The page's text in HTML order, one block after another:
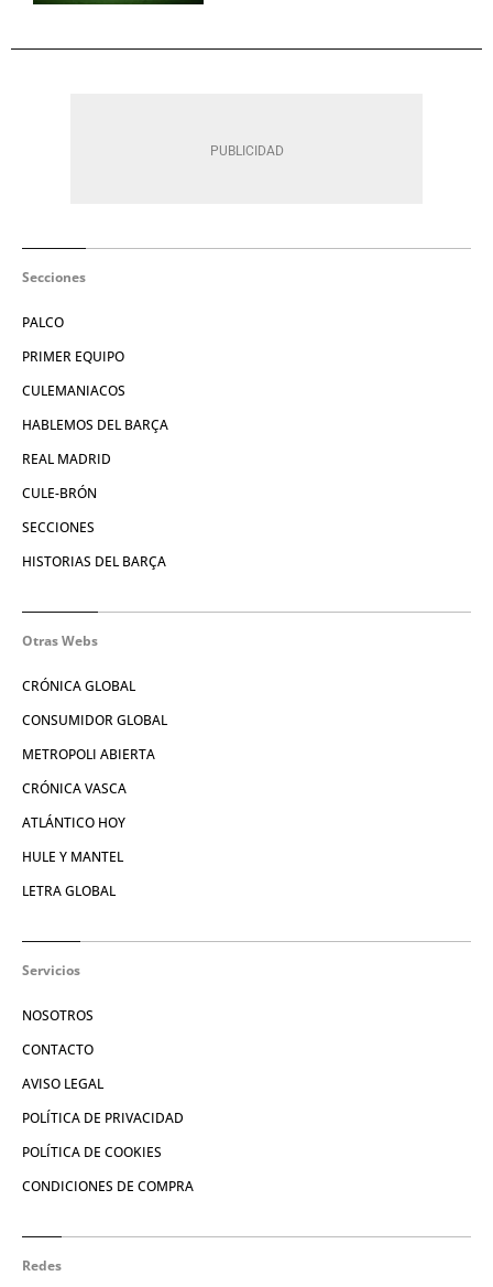
Secciones
PALCO
PRIMER EQUIPO
CULEMANIACOS
HABLEMOS DEL BARÇA
REAL MADRID
CULE-BRÓN
SECCIONES
HISTORIAS DEL BARÇA
Otras Webs
CRÓNICA GLOBAL
CONSUMIDOR GLOBAL
METROPOLI ABIERTA
CRÓNICA VASCA
ATLÁNTICO HOY
HULE Y MANTEL
LETRA GLOBAL
Servicios
NOSOTROS
CONTACTO
AVISO LEGAL
POLÍTICA DE PRIVACIDAD
POLÍTICA DE COOKIES
CONDICIONES DE COMPRA
Redes